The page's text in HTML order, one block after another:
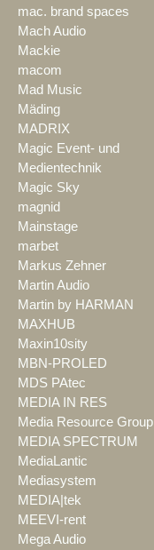
mac. brand spaces
Mach Audio
Mackie
macom
Mad Music
Mäding
MADRIX
Magic Event- und
Medientechnik
Magic Sky
magnid
Mainstage
marbet
Markus Zehner
Martin Audio
Martin by HARMAN
MAXHUB
Maxin10sity
MBN-PROLED
MDS PAtec
MEDIA IN RES
Media Resource Group
MEDIA SPECTRUM
MediaLantic
Mediasystem
MEDIA|tek
MEEVI-rent
Mega Audio